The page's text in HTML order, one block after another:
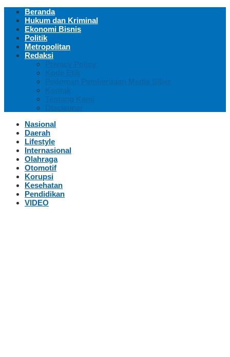
Beranda
Hukum dan Kriminal
Ekonomi Bisnis
Politik
Metropolitan
Redaksi
Privacy Policy
Kode Etik
Pedoman Pemberitaan Media Siber
Kontak
Tentang Kami
Disclaimer
Nasional
Daerah
Lifestyle
Internasional
Olahraga
Otomotif
Korupsi
Kesehatan
Pendidikan
VIDEO